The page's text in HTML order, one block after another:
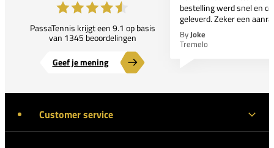
PassaTennis krijgt een 9.1 op basis
van 1345 beoordelingen
Geef je mening
bestelling werd snel en
geleverd. Zeker een
ByJoke
Tremelo
Customer service